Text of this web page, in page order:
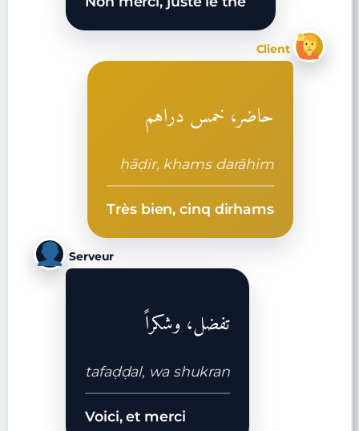
Client
حاضر، خمس دراهم
ḥāḍir, khams darāhim
Très bien, cinq dirhams
Serveur
تفضل، وشكراً
tafaḍḍal, wa shukran
Voici, et merci